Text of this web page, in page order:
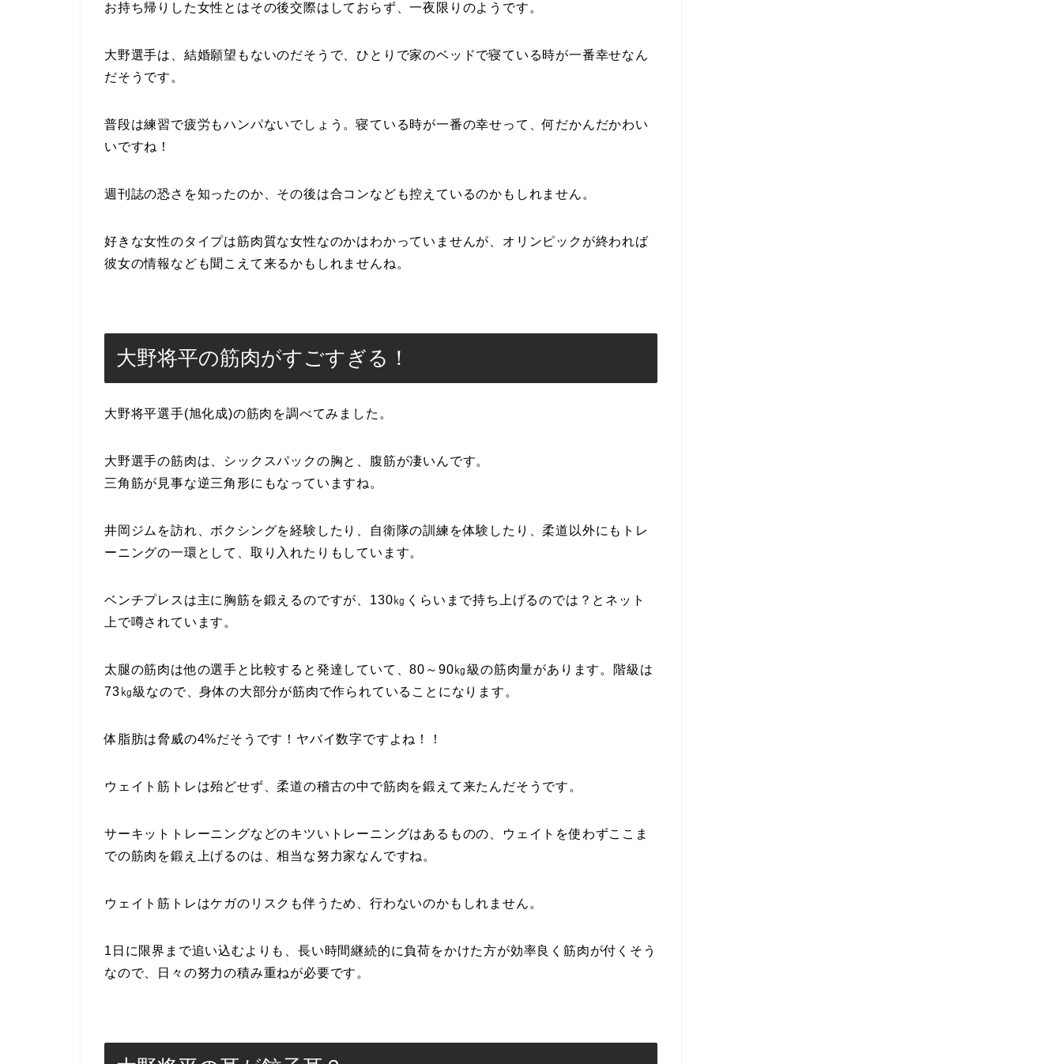
お持ち帰りした女性とはその後交際はしておらず、一夜限りのようです。
大野選手は、結婚願望もないのだそうで、ひとりで家のベッドで寝ている時が一番幸せなん
だそうです。
普段は練習で疲労もハンパないでしょう。寝ている時が一番の幸せって、何だかんだかわい
いですね！
週刊誌の恐さを知ったのか、その後は合コンなども控えているのかもしれません。
好きな女性のタイプは筋肉質な女性なのかはわかっていませんが、オリンピックが終われば
彼女の情報なども聞こえて来るかもしれませんね。
大野将平の筋肉がすごすぎる！
大野将平選手(旭化成)の筋肉を調べてみました。
大野選手の筋肉は、シックスパックの胸と、腹筋が凄いんです。
三角筋が見事な逆三角形にもなっていますね。
井岡ジムを訪れ、ボクシングを経験したり、自衛隊の訓練を体験したり、柔道以外にもトレ
ーニングの一環として、取り入れたりもしています。
ベンチプレスは主に胸筋を鍛えるのですが、130㎏くらいまで持ち上げるのでは？とネット
上で噂されています。
太腿の筋肉は他の選手と比較すると発達していて、80～90㎏級の筋肉量があります。階級は
73㎏級なので、身体の大部分が筋肉で作られていることになります。
体脂肪は脅威の4%だそうです！ヤバイ数字ですよね！！
ウェイト筋トレは殆どせず、柔道の稽古の中で筋肉を鍛えて来たんだそうです。
サーキットトレーニングなどのキツいトレーニングはあるものの、ウェイトを使わずここま
での筋肉を鍛え上げるのは、相当な努力家なんですね。
ウェイト筋トレはケガのリスクも伴うため、行わないのかもしれません。
1日に限界まで追い込むよりも、長い時間継続的に負荷をかけた方が効率良く筋肉が付くそう
なので、日々の努力の積み重ねが必要です。